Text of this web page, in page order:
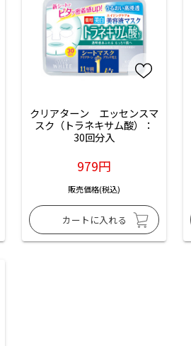
クリアターン　エッセンスマ
スク（トラネキサム酸）：
30回分入
979円
販売価格(税込)